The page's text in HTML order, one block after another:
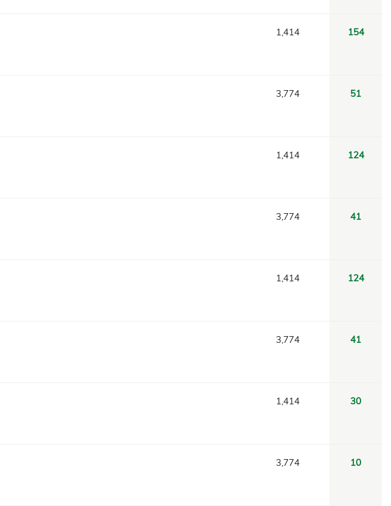
1,414 154
3,774 51
1,414 124
3,774 41
1,414 124
3,774 41
1,414 30
3,774 10